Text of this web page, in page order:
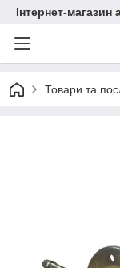
Інтернет-
Товари та